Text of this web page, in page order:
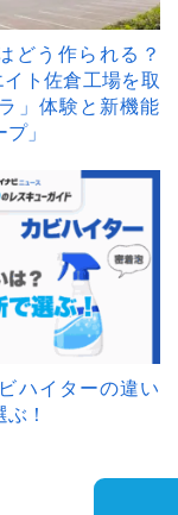
どう作られる？
ト佐倉工場を取
」体験と新機能
」
ハイターの違い
！